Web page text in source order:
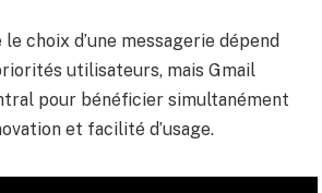
choix d’une messagerie dépend
utilisateurs, mais Gmail
pour bénéficier simultanément
et facilité d’usage.